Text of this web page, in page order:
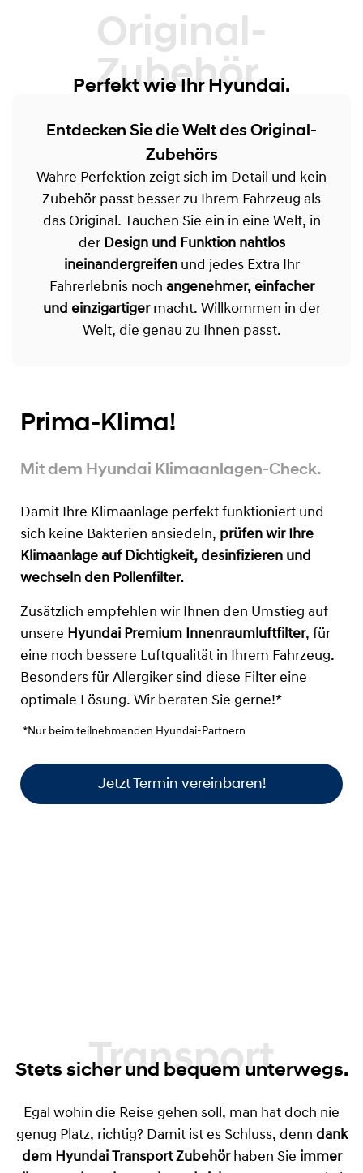
Original-Zubehör.
Perfekt wie Ihr Hyundai.
Entdecken Sie die Welt des Original-
Zubehörs
Wahre Perfektion zeigt sich im Detail und kein
Zubehör passt besser zu Ihrem Fahrzeug als
das Original. Tauchen Sie ein in eine Welt, in
der Design und Funktion nahtlos
ineinandergreifenund jedes Extra Ihr
Fahrerlebnis noch angenehmer, einfacher
und einzigartiger macht. Willkommen in der
Welt, die genau zu Ihnen passt.
Prima-Klima!
Mit dem Hyundai Klimaanlagen-Check.
Damit Ihre Klimaanlage perfekt funktioniert und
sich keine Bakterien ansiedeln, prüfen wir Ihre
Klimaanlage auf Dichtigkeit, desinfizieren und
wechseln den Pollenfilter.
Zusätzlich empfehlen wir Ihnen den Umstieg auf
unsere Hyundai Premium Innenraumluftfilter, für
eine noch bessere Luftqualität in Ihrem Fahrzeug.
Besonders für Allergiker sind diese Filter eine
optimale Lösung. Wir beraten Sie gerne!*
*Nur beim teilnehmenden Hyundai-Partnern
Jetzt Termin vereinbaren!
Transport
Stets sicher und bequem unterwegs.
Egal wohin die Reise gehen soll, man hat doch nie
genug Platz, richtig? Damit ist es Schluss, denn dank
dem Hyundai Transport Zubehör haben Sie immer